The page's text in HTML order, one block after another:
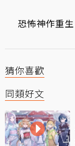
恐怖神作重
猜你喜歡
同類好文